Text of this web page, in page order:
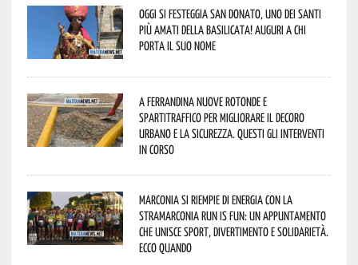
Oggi si festeggia San Donato, uno dei Santi
più amati della Basilicata! Auguri a chi
porta il suo nome
A Ferrandina nuove rotonde e
spartitraffico per migliorare il decoro
urbano e la sicurezza. Questi gli interventi
in corso
Marconia si riempie di energia con la
StraMarconia Run is Fun: un appuntamento
che unisce sport, divertimento e solidarietà.
Ecco quando